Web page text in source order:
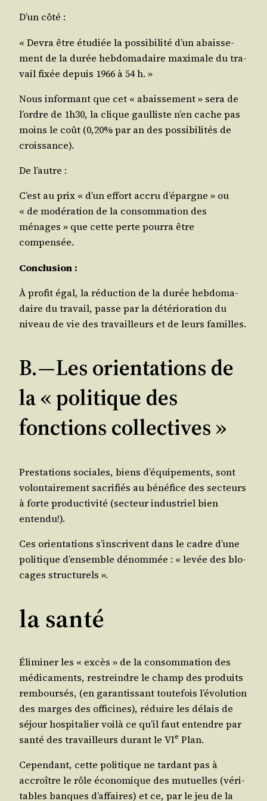
D’un côté :
« Devra être étu­diée la pos­si­bi­li­té d’un abais­se­
ment de la durée heb­do­ma­daire maxi­male du tra­
vail fixée depuis 1966 à 54 h. »
Nous infor­mant que cet « abais­se­ment » sera de
l’ordre de 1h30, la clique gaul­liste n’en cache pas
moins le coût (0,20% par an des pos­si­bi­li­tés de
croissance).
De l’autre :
C’est au prix « d’un effort accru d’é­pargne » ou
« de modé­ra­tion de la consom­ma­tion des
ménages » que cette perte pour­ra être
compensée.
Conclu­sion :
À pro­fit égal, la réduc­tion de la durée heb­do­ma­
daire du tra­vail, passe par la dété­rio­ra­tion du
niveau de vie des tra­vailleurs et de leurs familles.
B. — Les orientations de
la « politique des
fonctions collectives »
Pres­ta­tions sociales, biens d’é­qui­pe­ments, sont
volon­tai­re­ment sacri­fiés au béné­fice des sec­teurs
à forte pro­duc­ti­vi­té (sec­teur indus­triel bien
entendu!).
Ces orien­ta­tions s’ins­crivent dans le cadre d’une
poli­tique d’en­semble dénom­mée : « levée des blo­
cages structurels ».
la santé
Éli­mi­ner les « excès » de la consom­ma­tion des
médi­ca­ments, res­treindre le champ des pro­duits
rem­bour­sés, (en garan­tis­sant tou­te­fois l’é­vo­lu­tion
des marges des offi­cines), réduire les délais de
séjour hos­pi­ta­lier voi­là ce qu’il faut entendre par
san­té des tra­vailleurs durant le VIe Plan.
Cepen­dant, cette poli­tique ne tar­dant pas à
accroître le rôle éco­no­mique des mutuelles (véri­
tables banques d’af­faires) et ce, par le jeu de la